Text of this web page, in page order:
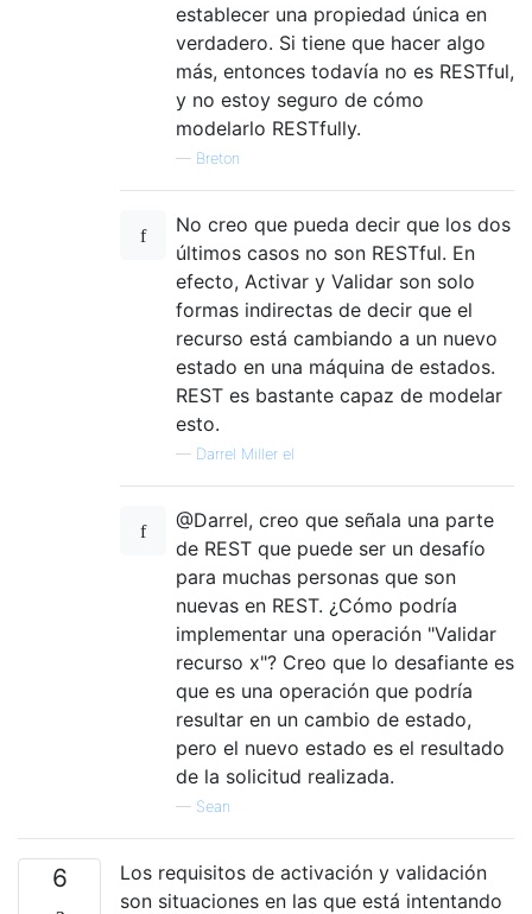
establecer una propiedad única en
verdadero. Si tiene que hacer algo
más, entonces todavía no es RESTful,
y no estoy seguro de cómo
modelarlo RESTfully.
— Breton
No creo que pueda decir que los dos
últimos casos no son RESTful. En
efecto, Activar y Validar son solo
formas indirectas de decir que el
recurso está cambiando a un nuevo
estado en una máquina de estados.
REST es bastante capaz de modelar
esto.
— Darrel Miller el
@Darrel, creo que señala una parte
de REST que puede ser un desafío
para muchas personas que son
nuevas en REST. ¿Cómo podría
implementar una operación "Validar
recurso x"? Creo que lo desafiante es
que es una operación que podría
resultar en un cambio de estado,
pero el nuevo estado es el resultado
de la solicitud realizada.
— Sean
6
Los requisitos de activación y validación
son situaciones en las que está intentando